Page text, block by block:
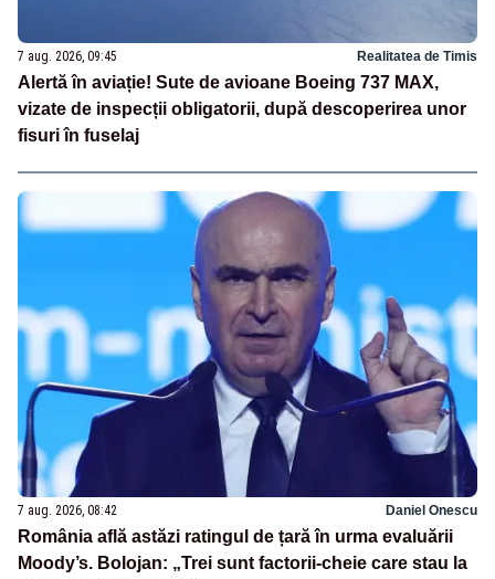
7 aug. 2026, 09:45 Realitatea de Timis
Alertă în aviație! Sute de avioane Boeing 737 MAX,
vizate de inspecții obligatorii, după descoperirea unor
fisuri în fuselaj
7 aug. 2026, 08:42 Daniel Onescu
România află astăzi ratingul de țară în urma evaluării
Moody’s. Bolojan: „Trei sunt factorii-cheie care stau la